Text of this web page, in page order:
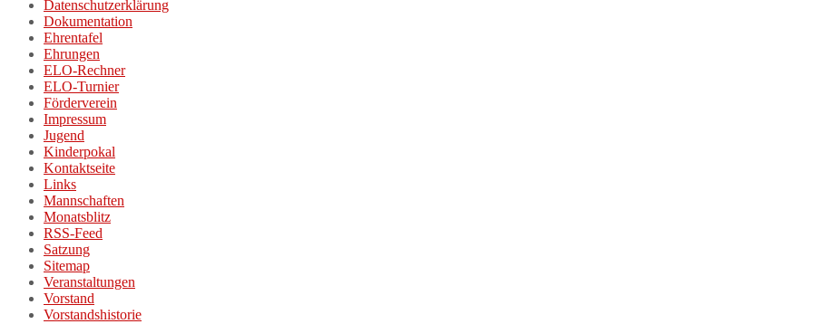
Datenschutzerklärung
Dokumentation
Ehrentafel
Ehrungen
ELO-Rechner
ELO-Turnier
Förderverein
Impressum
Jugend
Kinderpokal
Kontaktseite
Links
Mannschaften
Monatsblitz
RSS-Feed
Satzung
Sitemap
Veranstaltungen
Vorstand
Vorstandshistorie